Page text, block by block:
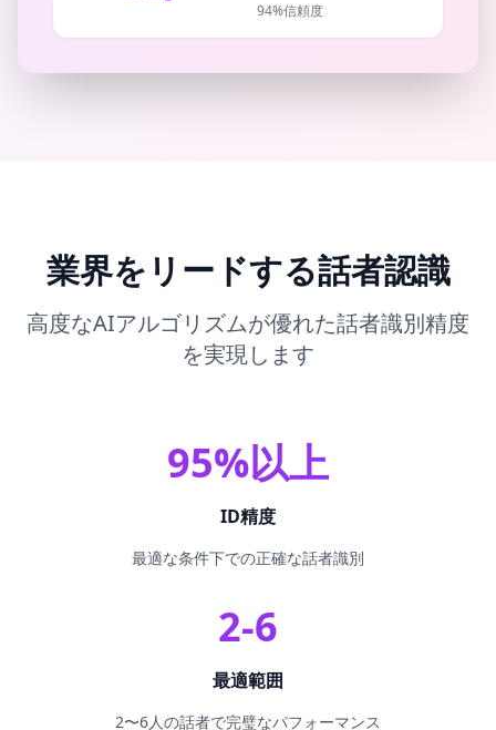
94%信頼度
業界をリードする話者認識
高度なAIアルゴリズムが優れた話者識別精度
を実現します
95%以上
ID精度
最適な条件下での正確な話者識別
2-6
最適範囲
2〜6人の話者で完璧なパフォーマンス